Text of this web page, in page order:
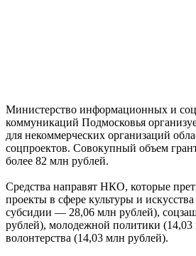
Министерство информационных и
коммуникаций Подмосковья
для некоммерческих организаций
соцпроектов. Совокупный объем
более 82 млн рублей.
Средства направят НКО, которые
проекты в сфере культуры и
субсидии — 28,06 млн рублей),
рублей), молодежной политики (14,03
волонтерства (14,03 млн рублей).